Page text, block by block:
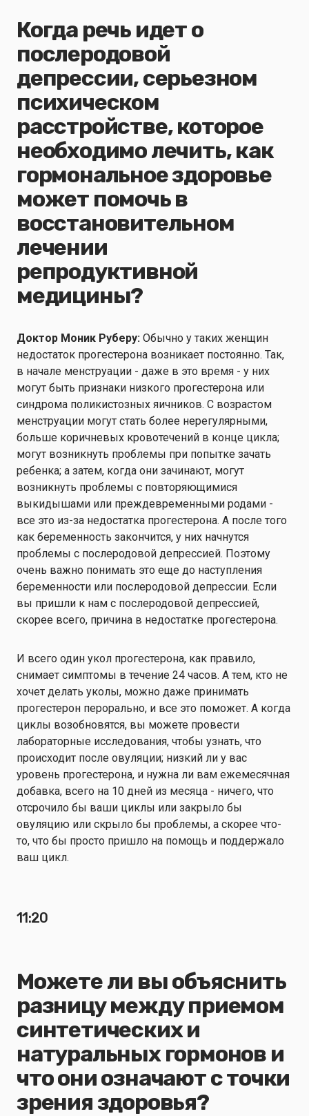
Когда речь идет о
послеродовой
депрессии, серьезном
психическом
расстройстве, которое
необходимо лечить, как
гормональное здоровье
может помочь в
восстановительном
лечении
репродуктивной
медицины?
Доктор Моник Руберу: Обычно у таких женщин
недостаток прогестерона возникает постоянно. Так,
в начале менструации - даже в это время - у них
могут быть признаки низкого прогестерона или
синдрома поликистозных яичников. С возрастом
менструации могут стать более нерегулярными,
больше коричневых кровотечений в конце цикла;
могут возникнуть проблемы при попытке зачать
ребенка; а затем, когда они зачинают, могут
возникнуть проблемы с повторяющимися
выкидышами или преждевременными родами -
все это из-за недостатка прогестерона. А после того
как беременность закончится, у них начнутся
проблемы с послеродовой депрессией. Поэтому
очень важно понимать это еще до наступления
беременности или послеродовой депрессии. Если
вы пришли к нам с послеродовой депрессией,
скорее всего, причина в недостатке прогестерона.
И всего один укол прогестерона, как правило,
снимает симптомы в течение 24 часов. А тем, кто не
хочет делать уколы, можно даже принимать
прогестерон перорально, и все это поможет. А когда
циклы возобновятся, вы можете провести
лабораторные исследования, чтобы узнать, что
происходит после овуляции; низкий ли у вас
уровень прогестерона, и нужна ли вам ежемесячная
добавка, всего на 10 дней из месяца - ничего, что
отсрочило бы ваши циклы или закрыло бы
овуляцию или скрыло бы проблемы, а скорее что-
то, что бы просто пришло на помощь и поддержало
ваш цикл.
11:20
Можете ли вы объяснить
разницу между приемом
синтетических и
натуральных гормонов и
что они означают с точки
зрения здоровья?